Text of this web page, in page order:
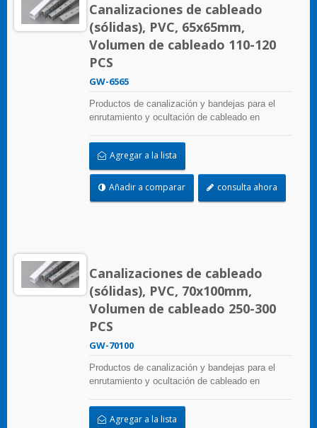
Canalizaciones de cableado
(sólidas), PVC, 65x65mm,
Volumen de cableado 110-120
PCS
GW-6565
Productos de canalización y bandejas para el
enrutamiento y ocultación de cableado en
numerosas configuraciones, materiales, tamaños
y colores para adaptarse a cualquier aplicación.
Seleccione entre una amplia gama de accesorios
y herramientas para una fácil instalación.
Agregar a la lista
Añadir a comparar consulta ahora
Canalizaciones de cableado
(sólidas), PVC, 70x100mm,
Volumen de cableado 250-300
PCS
GW-70100
Productos de canalización y bandejas para el
enrutamiento y ocultación de cableado en
numerosas configuraciones, materiales, tamaños
y colores para adaptarse a cualquier aplicación.
Agregar a la lista